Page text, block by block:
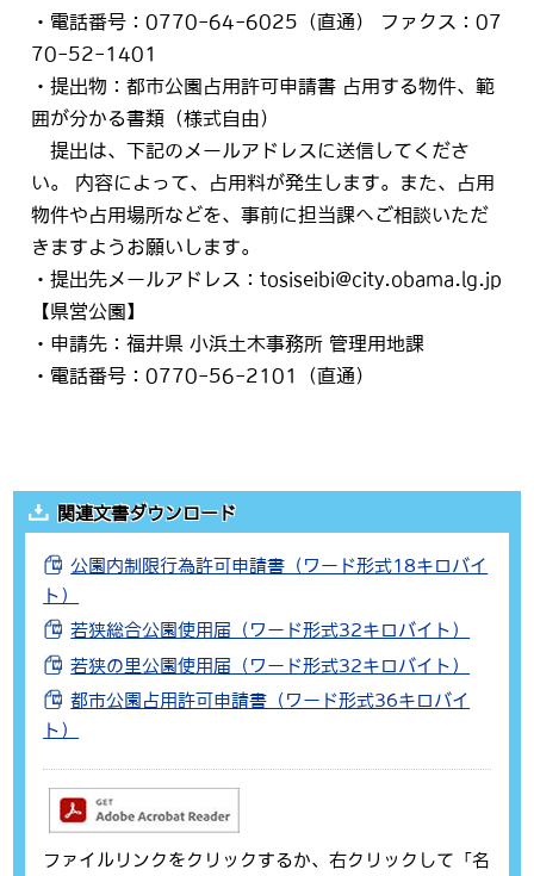
・電話番号：0770-64-6025（直通） ファクス：07
70-52-1401
・提出物：都市公園占用許可申請書 占用する物件、範
囲が分かる書類（様式自由）
提出は、下記のメールアドレスに送信してくださ
い。 内容によって、占用料が発生します。また、占用
物件や占用場所などを、事前に担当課へご相談いただ
きますようお願いします。
・提出先メールアドレス：tosiseibi@city.obama.lg.jp
【県営公園】
・申請先：福井県 小浜土木事務所 管理用地課
・電話番号：0770-56-2101（直通）
関連文書ダウンロード
公園内制限行為許可申請書（ワード形式18キロバイ
ト）
若狭総合公園使用届（ワード形式32キロバイト）
若狭の里公園使用届（ワード形式32キロバイト）
都市公園占用許可申請書（ワード形式36キロバイ
ト）
ファイルリンクをクリックするか、右クリックして「名